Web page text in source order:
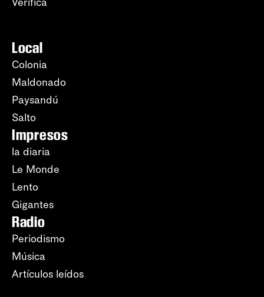
Local
Colonia
Maldonado
Paysandú
Salto
Impresos
la diaria
Le Monde
Lento
Gigantes
Radio
Periodismo
Música
Artículos leídos